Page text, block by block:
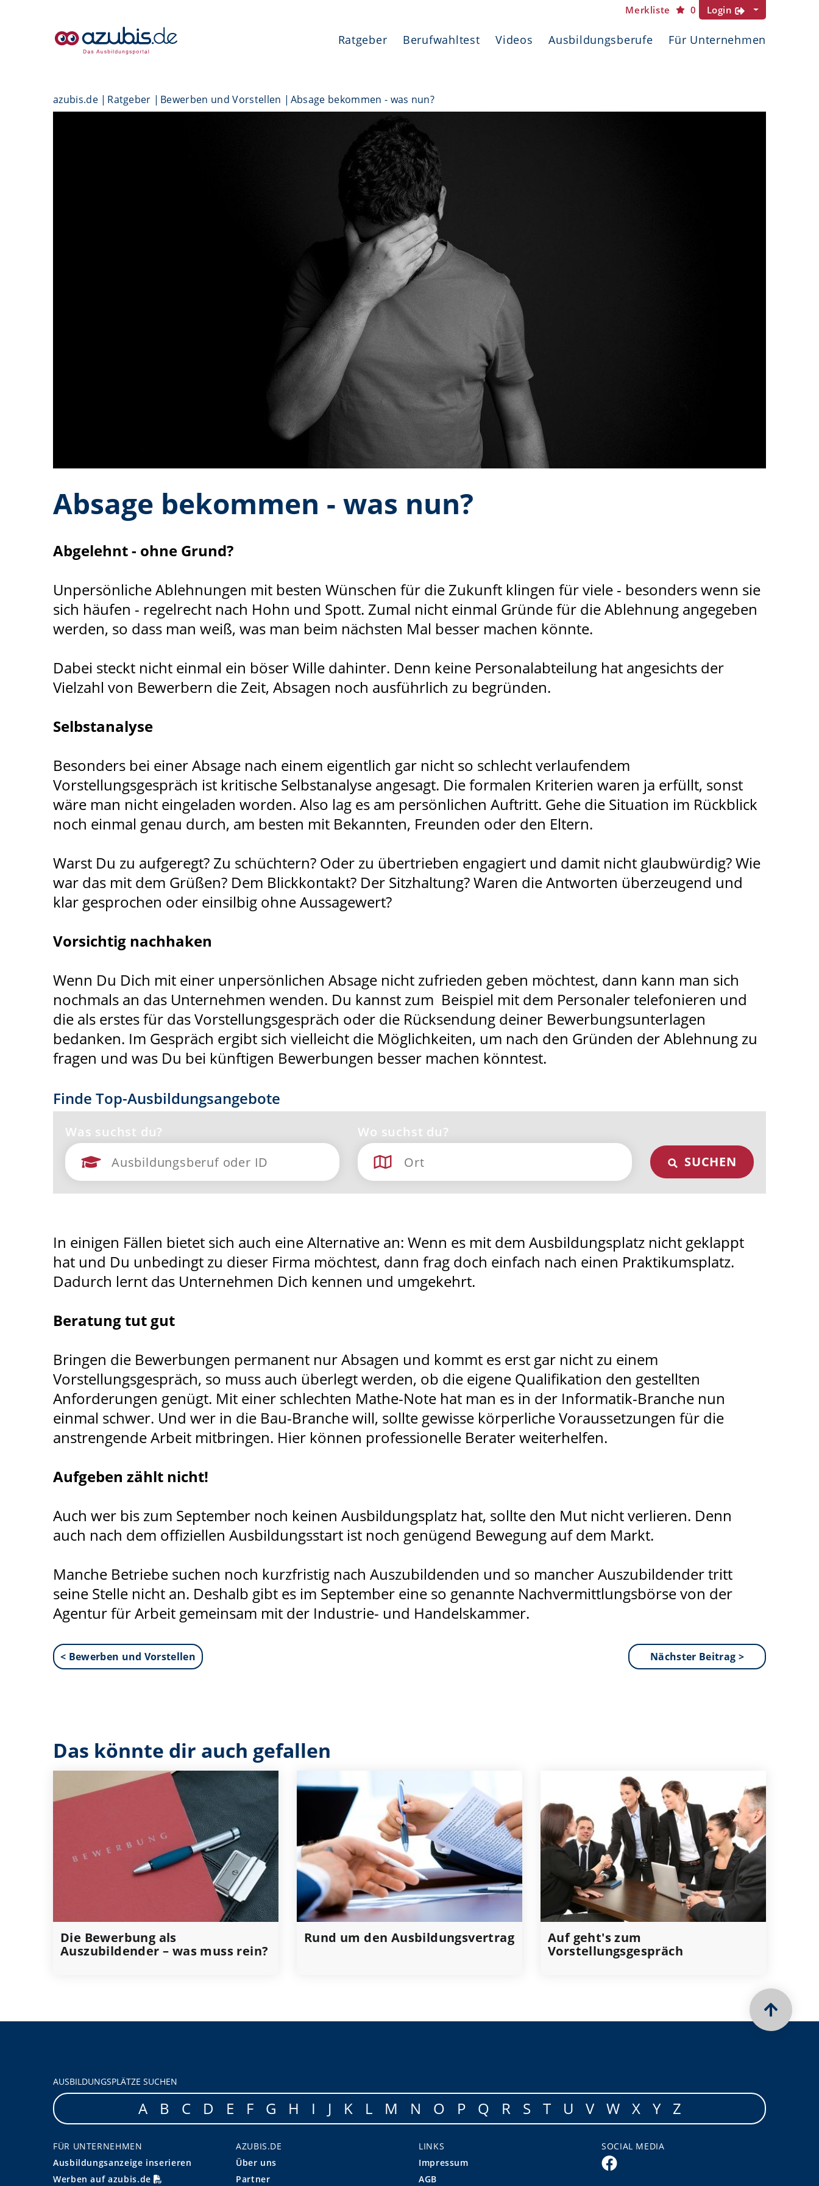
Merkliste 0 Login
Ratgeber Berufwahltest Videos Ausbildungsberufe Für Unternehmen
azubis.de Ratgeber Bewerben und Vorstellen Absage bekommen - was nun?
Absage bekommen - was nun?
Abgelehnt - ohne Grund?
Unpersönliche Ablehnungen mit besten Wünschen für die Zukunft klingen für viele - besonders wenn sie
sich häufen - regelrecht nach Hohn und Spott. Zumal nicht einmal Gründe für die Ablehnung angegeben
werden, so dass man weiß, was man beim nächsten Mal besser machen könnte.
Dabei steckt nicht einmal ein böser Wille dahinter. Denn keine Personalabteilung hat angesichts der
Vielzahl von Bewerbern die Zeit, Absagen noch ausführlich zu begründen.
Selbstanalyse
Besonders bei einer Absage nach einem eigentlich gar nicht so schlecht verlaufendem
Vorstellungsgespräch ist kritische Selbstanalyse angesagt. Die formalen Kriterien waren ja erfüllt, sonst
wäre man nicht eingeladen worden. Also lag es am persönlichen Auftritt. Gehe die Situation im Rückblick
noch einmal genau durch, am besten mit Bekannten, Freunden oder den Eltern.
Warst Du zu aufgeregt? Zu schüchtern? Oder zu übertrieben engagiert und damit nicht glaubwürdig? Wie
war das mit dem Grüßen? Dem Blickkontakt? Der Sitzhaltung? Waren die Antworten überzeugend und
klar gesprochen oder einsilbig ohne Aussagewert?
Vorsichtig nachhaken
Wenn Du Dich mit einer unpersönlichen Absage nicht zufrieden geben möchtest, dann kann man sich
nochmals an das Unternehmen wenden. Du kannst zum Beispiel mit dem Personaler telefonieren und
die als erstes für das Vorstellungsgespräch oder die Rücksendung deiner Bewerbungsunterlagen
bedanken. Im Gespräch ergibt sich vielleicht die Möglichkeiten, um nach den Gründen der Ablehnung zu
fragen und was Du bei künftigen Bewerbungen besser machen könntest.
Finde Top-Ausbildungsangebote
Was suchst du?
Wo suchst du?
SUCHEN
In einigen Fällen bietet sich auch eine Alternative an: Wenn es mit dem Ausbildungsplatz nicht geklappt
hat und Du unbedingt zu dieser Firma möchtest, dann frag doch einfach nach einen Praktikumsplatz.
Dadurch lernt das Unternehmen Dich kennen und umgekehrt.
Beratung tut gut
Bringen die Bewerbungen permanent nur Absagen und kommt es erst gar nicht zu einem
Vorstellungsgespräch, so muss auch überlegt werden, ob die eigene Qualifikation den gestellten
Anforderungen genügt. Mit einer schlechten Mathe-Note hat man es in der Informatik-Branche nun
einmal schwer. Und wer in die Bau-Branche will, sollte gewisse körperliche Voraussetzungen für die
anstrengende Arbeit mitbringen. Hier können professionelle Berater weiterhelfen.
Aufgeben zählt nicht!
Auch wer bis zum September noch keinen Ausbildungsplatz hat, sollte den Mut nicht verlieren. Denn
auch nach dem offiziellen Ausbildungsstart ist noch genügend Bewegung auf dem Markt.
Manche Betriebe suchen noch kurzfristig nach Auszubildenden und so mancher Auszubildender tritt
seine Stelle nicht an. Deshalb gibt es im September eine so genannte Nachvermittlungsbörse von der
Agentur für Arbeit gemeinsam mit der Industrie- und Handelskammer.
< Bewerben und Vorstellen Nächster Beitrag >
Das könnte dir auch gefallen
Die Bewerbung als
Auszubildender – was muss rein?
Rund um den Ausbildungsvertrag
Auf geht's zum
Vorstellungsgespräch
AUSBILDUNGSPLÄTZE SUCHEN
A B C D E F G H I J K L M N O P Q R S T U V W X Y Z
FÜR UNTERNEHMEN
Ausbildungsanzeige inserieren
Werben auf azubis.de
AZUBIS.DE
Über uns
Partner
LINKS
Impressum
AGB
SOCIAL MEDIA